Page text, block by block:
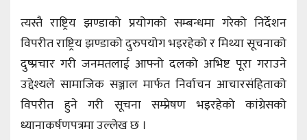
त्यस्तै राष्ट्रिय झण्डाको प्रयोगको सम्बन्धमा गरेको निर्देशन
विपरीत राष्ट्रिय झण्डाको दुरुपयोग भइरहेको र मिथ्या सूचनाको
दुष्प्रचार गरी जनमतलाई आफ्नो दलको अभिष्ट पूरा गराउने
उद्देश्यले सामाजिक सञ्जाल मार्फत निर्वाचन आचारसंहिताको
विपरीत हुने गरी सूचना सम्प्रेषण भइरहेको कांग्रेसको
ध्यानाकर्षणपत्रमा उल्लेख छ ।